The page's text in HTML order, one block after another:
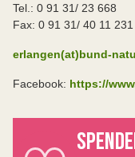
Tel.: 0 91 31/ 23 668
Fax: 0 91 31/ 40 11 231
erlangen(at)bund-
Facebook: https://